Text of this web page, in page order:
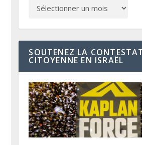
SOUTENEZ LA
CITOYENNE EN ISRAËL